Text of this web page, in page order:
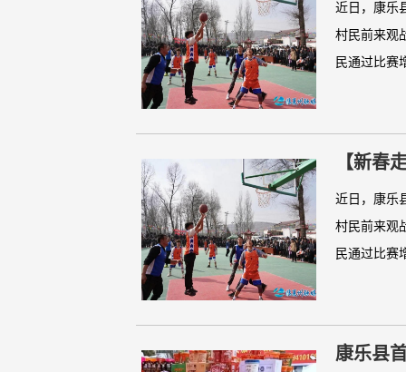
近日，康乐
村民前来观
民通过比赛
【新春
近日，康乐
村民前来观
民通过比赛
康乐县